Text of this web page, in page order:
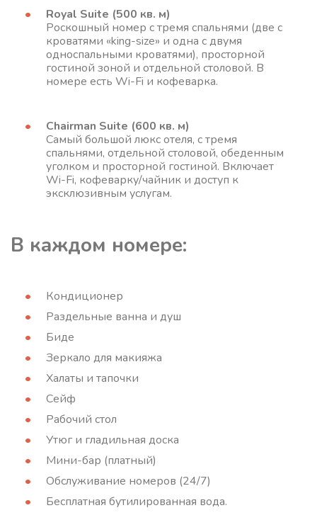
Royal Suite (500 кв. м)
Роскошный номер с тремя спальнями (две с
кроватями «king-size» и одна с двумя
односпальными кроватями), просторной
гостиной зоной и отдельной столовой. В
номере есть Wi-Fi и кофеварка.
Chairman Suite (600 кв. м)
Самый большой люкс отеля, с тремя
спальнями, отдельной столовой, обеденным
уголком и просторной гостиной. Включает
Wi-Fi, кофеварку/чайник и доступ к
эксклюзивным услугам.
В каждом номере:
Кондиционер
Раздельные ванна и душ
Биде
Зеркало для макияжа
Халаты и тапочки
Сейф
Рабочий стол
Утюг и гладильная доска
Мини-бар (платный)
Обслуживание номеров (24/7)
Бесплатная бутилированная вода.